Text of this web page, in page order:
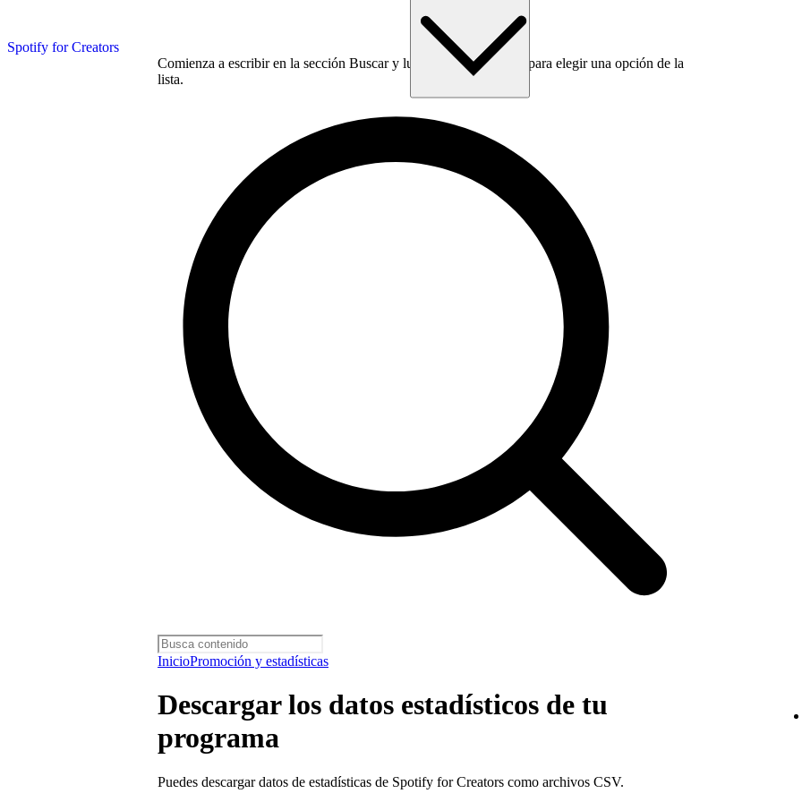
Spotify for Creators
Comienza a escribir en la sección Buscar y luego usa la tecla Tab para elegir una opción de la
lista.
InicioPromoción y estadísticas
Descargar los datos estadísticos de tu
programa
Puedes descargar datos de estadísticas de Spotify for Creators como archivos CSV.